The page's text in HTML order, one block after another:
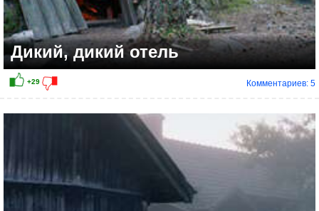
Дикий, дикий отель
Комментариев: 5